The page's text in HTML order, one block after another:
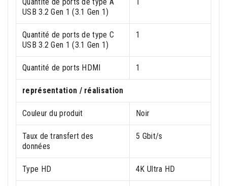
USB 3.2 Gen 1 (3.1 Gen 1)
Quantité de ports de type C
USB 3.2 Gen 1 (3.1 Gen 1)
1
Quantité de ports HDMI 1
représentation / réalisation
Couleur du produit Noir
Taux de transfert des
données
5 Gbit/s
Type HD 4K Ultra HD